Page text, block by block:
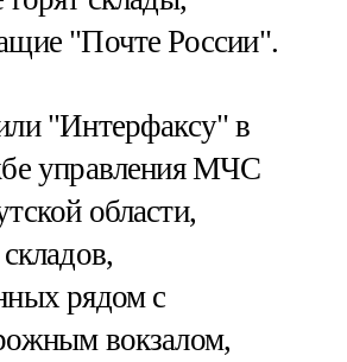
"Почте России".
"Интерфаксу" в
управления МЧС
области,
рядом с
вокзалом,